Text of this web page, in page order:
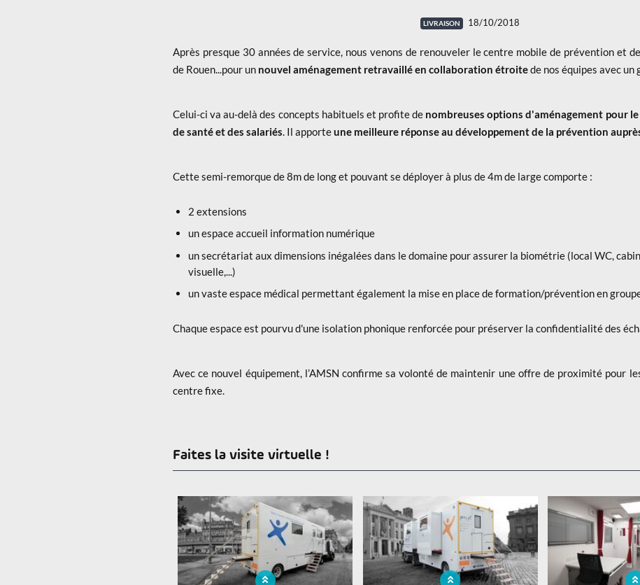
18/10/2018
Après presque 30 années de service, nous venons de renouveler le centre mobile de prévention et
de Rouen...pour un nouvel aménagement retravaillé en collaboration étroitede nos équipes avec
Celui-ci va au-delà des concepts habituels et profite de nombreuses options d'aménagement pour
de santé et des salariés. Il apporteune meilleure réponse au développement de la prévention
Cette semi-remorque de 8m de long et pouvant se déployer à plus de 4m de large comporte :
2 extensions
un espace accueil information numérique
un secrétariat aux dimensions inégalées dans le domaine pour assurer la biométrie (local WC,
visuelle,...)
un vaste espace médical permettant également la mise en place de formation/prévention en
Chaque espace est pourvu d'une isolation phonique renforcée pour préserver la confidentialité des
Avec ce nouvel équipement, l’AMSN confirme sa volonté de maintenir une offre de proximité pour
centre fixe.
Faites la visite virtuelle !